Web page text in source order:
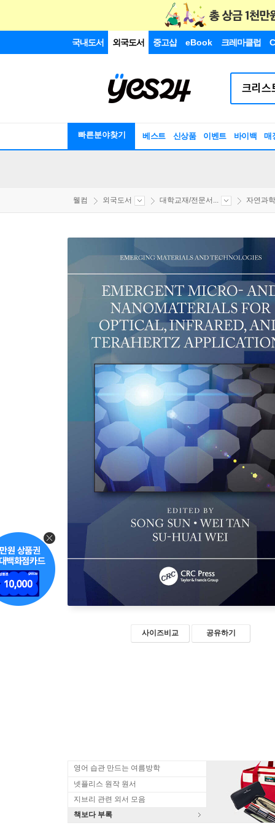
국내도서 외국도서 중고샵 eBook 크레마클럽
빠른분야찾기 베스트 신상품 이벤트 바이백 매
웰컴 외국도서 대학교재/전문서... 자연과학
사이즈비교 공유하기
영어 습관 만드는 여름방학
넷플리스 원작 원서
지브리 관련 외서 모음
책보다 부록